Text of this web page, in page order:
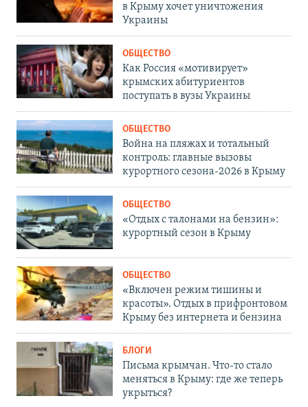
в Крыму хочет уничтожения
Украины
ОБЩЕСТВО
Как Россия «мотивирует»
крымских абитуриентов
поступать в вузы Украины
ОБЩЕСТВО
Война на пляжах и тотальный
контроль: главные вызовы
курортного сезона-2026 в Крыму
ОБЩЕСТВО
«Отдых с талонами на бензин»:
курортный сезон в Крыму
ОБЩЕСТВО
«Включен режим тишины и
красоты». Отдых в прифронтовом
Крыму без интернета и бензина
БЛОГИ
Письма крымчан. Что-то стало
меняться в Крыму: где же теперь
укрыться?